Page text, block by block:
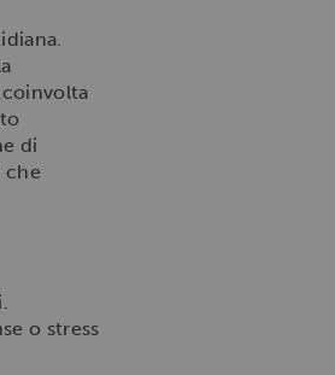
di
che
o stress